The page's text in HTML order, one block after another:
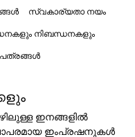
സ്വകാര്യതാ നയം
നിബന്ധനകളും
ഇനങ്ങളിൽ
ഇംപ്രഷനുകൾ